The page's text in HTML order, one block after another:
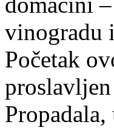
vinogradu
Početak